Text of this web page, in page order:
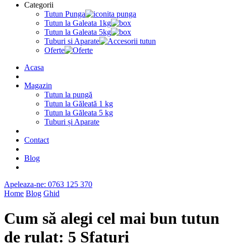
Categorii
Tutun Punga
Tutun la Galeata 1kg
Tutun la Galeata 5kg
Tuburi si Aparate
Oferte
Acasa
Magazin
Tutun la pungă
Tutun la Găleată 1 kg
Tutun la Găleata 5 kg
Tuburi și Aparate
Contact
Blog
Apeleaza-ne: 0763 125 370
Home Blog Ghid
Cum să alegi cel mai bun tutun
de rulat: 5 Sfaturi